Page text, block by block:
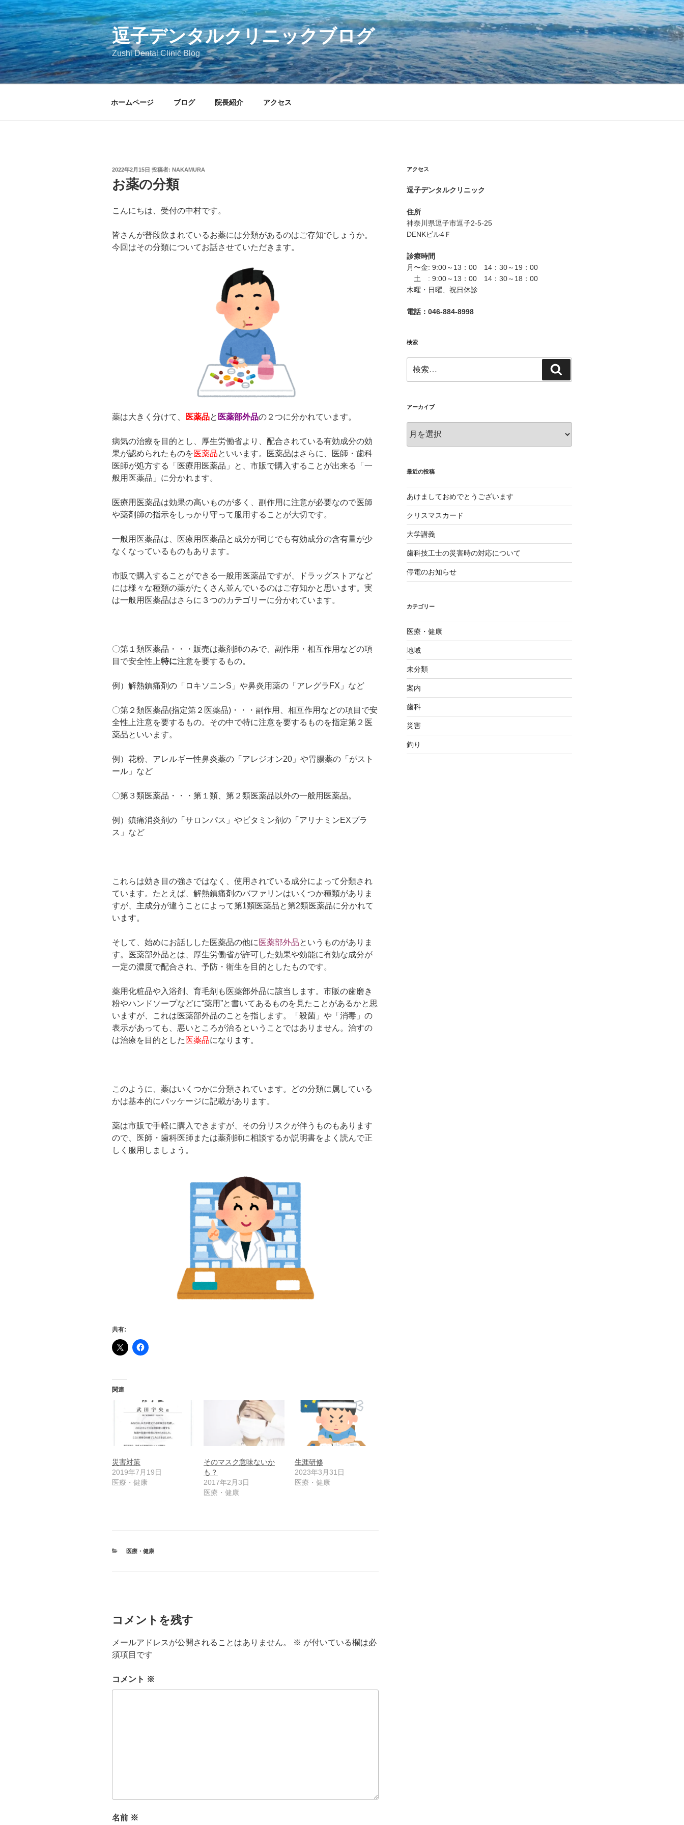
コ
ン
テ
ン
ツ
へ
ス
逗子デンタルクリニックブログ
Zushi Dental Clinic Blog
ホームページ ブログ 院長紹介 アクセス
投
日:
2022年2月15日 投稿者: NAKAMURA
お薬の分類
こんにちは、受付の中村です。
皆さんが普段飲まれているお薬には分類があるのはご存知でしょうか。
今回はその分類についてお話させていただきます。
薬は大きく分けて、 医薬品と 医薬部外品の２つに分かれています。
病気の治療を目的とし、厚生労働省より、配合されている有効成分の効
果が認められたものを医薬品といいます。医薬品はさらに、医師・歯科
医師が処方する「医療用医薬品」と、市販で購入することが出来る「一
般用医薬品」に分かれます。
医療用医薬品は効果の高いものが多く、副作用に注意が必要なので医師
や薬剤師の指示をしっかり守って服用することが大切です。
一般用医薬品は、医療用医薬品と成分が同じでも有効成分の含有量が少
なくなっているものもあります。
市販で購入することができる一般用医薬品ですが、ドラッグストアなど
には様々な種類の薬がたくさん並んでいるのはご存知かと思います。実
は一般用医薬品はさらに３つのカテゴリーに分かれています。
〇第１類医薬品・・・販売は薬剤師のみで、副作用・相互作用などの項
目で安全性上特に注意を要するもの。
例）解熱鎮痛剤の「ロキソニンS」や鼻炎用薬の「アレグラFX」など
〇第２類医薬品(指定第２医薬品)・・・副作用、相互作用などの項目で安
全性上注意を要するもの。その中で特に注意を要するものを指定第２医
薬品といいます。
例）花粉、アレルギー性鼻炎薬の「アレジオン20」や胃腸薬の「がスト
ール」など
〇第３類医薬品・・・第１類、第２類医薬品以外の一般用医薬品。
例）鎮痛消炎剤の「サロンパス」やビタミン剤の「アリナミンEXプラ
ス」など
これらは効き目の強さではなく、使用されている成分によって分類され
ています。たとえば、解熱鎮痛剤のバファリンはいくつか種類がありま
すが、主成分が違うことによって第1類医薬品と第2類医薬品に分かれて
います。
そして、始めにお話しした医薬品の他に 医薬部外品というものがありま
す。医薬部外品とは、厚生労働省が許可した効果や効能に有効な成分が
一定の濃度で配合され、予防・衛生を目的としたものです。
薬用化粧品や入浴剤、育毛剤も医薬部外品に該当します。市販の歯磨き
粉やハンドソープなどに“薬用”と書いてあるものを見たことがあるかと思
いますが、これは医薬部外品のことを指します。「殺菌」や「消毒」の
表示があっても、悪いところが治るということではありません。治すの
は治療を目的とした 医薬品になります。
このように、薬はいくつかに分類されています。どの分類に属している
かは基本的にパッケージに記載があります。
薬は市販で手軽に購入できますが、その分リスクが伴うものもあります
ので、医師・歯科医師または薬剤師に相談するか説明書をよく読んで正
しく服用しましょう。
共有:
関連
災害対策
2019年7月19日
医療・健康
そのマスク意味ないか
も？
2017年2月3日
医療・健康
生涯研修
2023年3月31日
医療・健康
カ
医療・健康
コメントを残す
メールアドレスが公開されることはありません。 ※ が付いている欄は必
須項目です
コメント ※
名前 ※
アクセス
逗子デンタルクリニック
住所
神奈川県逗子市逗子2-5-25
DENKビル4Ｆ
診療時間
月〜金: 9:00～13：00 14：30～19：00
土 : 9:00～13：00 14：30～18：00
木曜・日曜、祝日休診
電話：046-884-8998
検索
索:
索
アーカイブ
ー
ブ
最近の投稿
あけましておめでとうございます
クリスマスカード
大学講義
歯科技工士の災害時の対応について
停電のお知らせ
カテゴリー
医療・健康
地域
未分類
案内
歯科
災害
釣り